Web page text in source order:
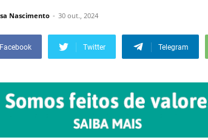
Nascimento 30 out., 2024
Facebook Twitter Telegram